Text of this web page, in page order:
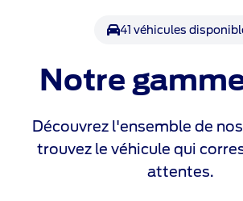
41 véhicules
Notre
Découvrez l'ensemble de
trouvez le véhicule qui
attentes.